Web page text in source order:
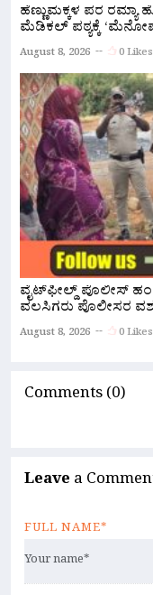
ಹೆಣ್ಣುಮಕ್ಕಳ ಪರ ರಮ್ಯಾ
ಮೆಡಿಕಲ್ ಪಠ್ಯಕ್ಕೆ
August 8, 2026 0 Likes
ವೈಟ್‌ಫೀಲ್ಡ್ ಪೊಲೀಸ್
ವಲಸಿಗರು ಪೊಲೀಸರ
August 8, 2026 0 Likes
Comments (0)
Leave a
FULL NAME*